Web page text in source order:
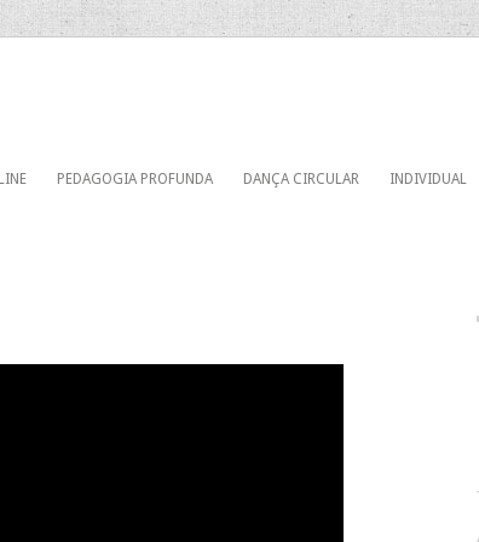
PEDAGOGIA PROFUNDA DANÇA CIRCULAR INDIVIDUAL